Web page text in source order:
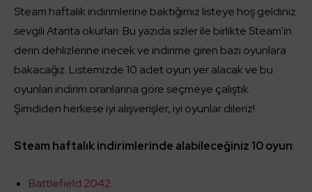
Steam haftalık indirimlerine baktığımız listeye hoş geldiniz
sevgili Atarita okurları. Bu yazıda sizler ile birlikte Steam’in
derin dehlizlerine inecek ve indirime giren bazı oyunlara
bakacağız. Listemizde 10 adet oyun yer alacak ve bu
oyunları indirim oranlarına göre seçmeye çalıştık.
Şimdiden herkese iyi alışverişler, iyi oyunlar dileriz!
Steam haftalık indirimlerinde alabileceğiniz 10 oyun:
Battlefield 2042